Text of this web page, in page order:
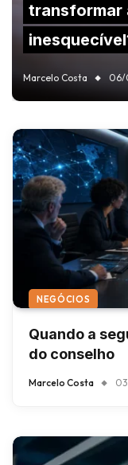
transformar
Marcelo Costa 06/
NEGÓCIOS
Quando a
do conselho
Marcelo Costa